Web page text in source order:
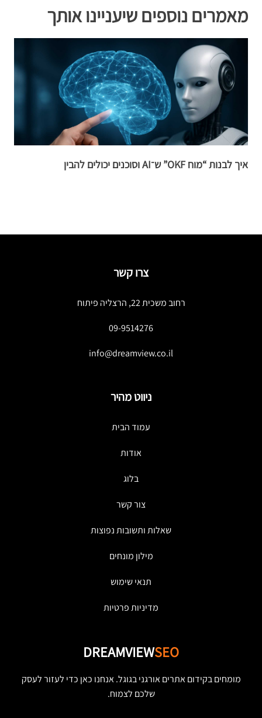
מאמרים נוספים שיעניינו אותך
איך לבנות “מוח OKF” ש־AI וסוכנים יכולים להבין
צרו קשר
רחוב משכית 22, הרצליה פיתוח
09-9514276
info@dreamview.co.il
ניווט מהיר
עמוד הבית
אודות
בלוג
צור קשר
שאלות ותשובות נפוצות
מילון מונחים
תנאי שימוש
מדיניות פרטיות
DREAMVIEWSEO
מומחים בקידום אתרים אורגני בגוגל. אנחנו כאן כדי לעזור לעסק
שלכם לצמוח.